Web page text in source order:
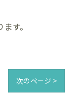
す。
次のページ >